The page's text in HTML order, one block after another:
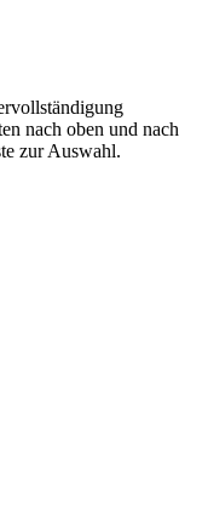
nach oben und nach
zur Auswahl.